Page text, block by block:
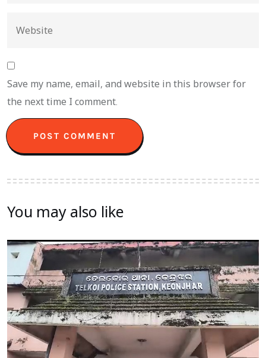
Save my name, email, and website in this browser for
the next time I comment.
You may also like